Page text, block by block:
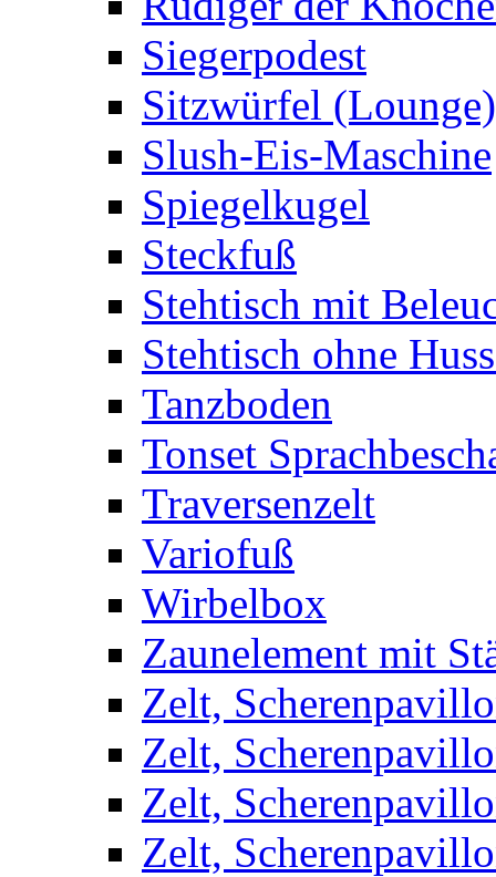
Siegerpodest
Sitzwürfel (Lounge)
Slush-Eis-Maschine
Spiegelkugel
Steckfuß
Stehtisch mit
Stehtisch ohne
Tanzboden
Tonset
Traversenzelt
Variofuß
Wirbelbox
Zaunelement mit
Zelt,
Zelt,
Zelt,
Zelt,